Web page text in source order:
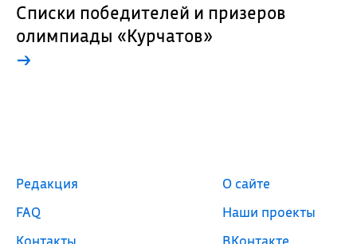
Списки победителей и призеров
олимпиады «Курчатов»
→
Редакция
FAQ
Контакты
О сайте
Наши проекты
ВКонтакте